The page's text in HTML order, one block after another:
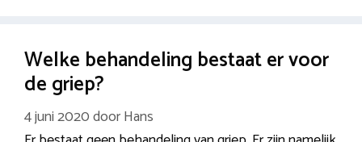
Welke behandeling bestaat er voor
de griep?
4 juni 2020doorHans